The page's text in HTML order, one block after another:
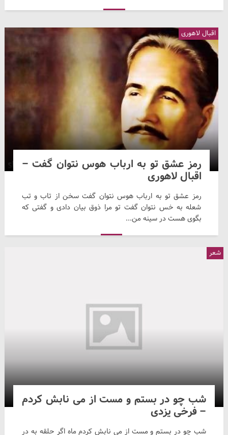
رمز عشق تو به ارباب هوس نتوان گفت –
اقبال لاهوری
رمز عشق تو به ارباب هوس نتوان گفت سخن از تاب و تب
شعله به خس نتوان گفت تو مرا ذوق بیان دادی و گفتی که
بگوی هست در سینه من...
اقبال لاهوری
شب چو در بستم و مست از می نابش کردم
– فرخی یزدی
شب چو در بستم و مست از می نابش کردم ماه اگر حلقه به در
شعر